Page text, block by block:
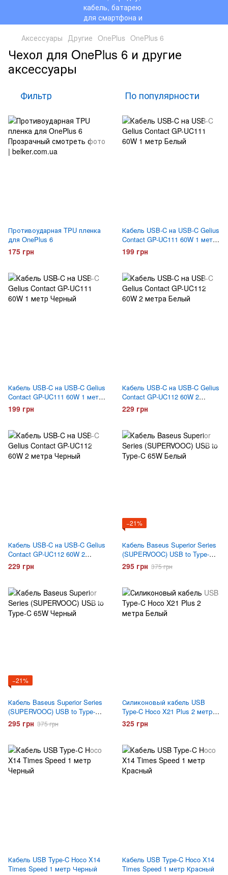
Аксессуары Другие OnePlus OnePlus 6
Чехол для OnePlus 6 и другие
аксессуары
Фильтр По популярности
Противоударная TPU пленка
для OnePlus 6
175 грн
Кабель USB-C на USB-C Gelius
Contact GP-UC111 60W 1 метр
Белый
199 грн
Кабель USB-C на USB-C Gelius
Contact GP-UC111 60W 1 метр
Черный
199 грн
Кабель USB-C на USB-C Gelius
Contact GP-UC112 60W 2
метра Белый
229 грн
Кабель USB-C на USB-C Gelius
Contact GP-UC112 60W 2
метра Черный
229 грн
−21%
Кабель Baseus Superior Series
(SUPERVOOC) USB to Type-C
65W Белый
295 грн 375 грн
−21%
Кабель Baseus Superior Series
(SUPERVOOC) USB to Type-C
65W Черный
295 грн 375 грн
Силиконовый кабель USB
Type-C Hoco X21 Plus 2 метра
Белый
325 грн
Кабель USB Type-C Hoco X14
Times Speed 1 метр Черный
Кабель USB Type-C Hoco X14
Times Speed 1 метр Красный